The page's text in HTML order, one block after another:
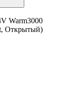
Warm3000
Открытый)